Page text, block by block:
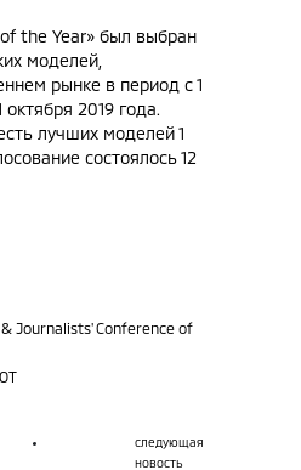
the Year» был выбран
моделей,
рынке в период с 1
2019 года.
лучших моделей 1
состоялось 12
Journalists' Conference of
следующая
новость